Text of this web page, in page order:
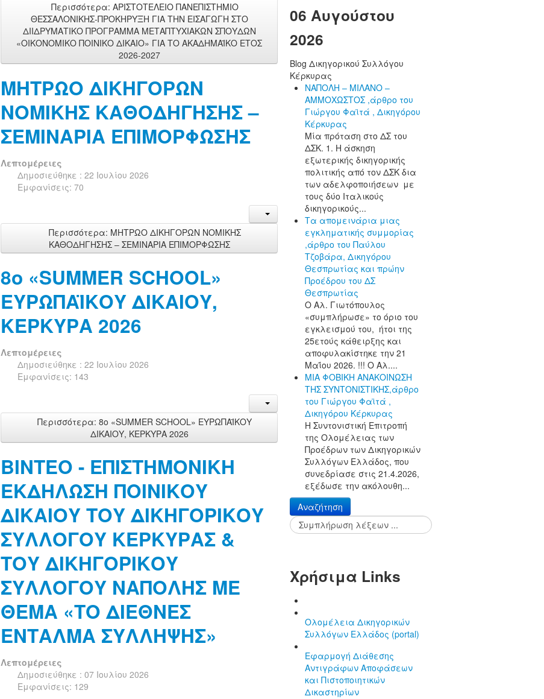
Περισσότερα: ΑΡΙΣΤΟΤΕΛΕΙΟ ΠΑΝΕΠΙΣΤΗΜΙΟ
ΘΕΣΣΑΛΟΝΙΚΗΣ-ΠΡΟΚΗΡΥΞΗ ΓΙΑ ΤΗΝ ΕΙΣΑΓΩΓΗ ΣΤΟ
ΔΙΙΔΡΥΜΑΤΙΚΟ ΠΡΟΓΡΑΜΜΑ ΜΕΤΑΠΤΥΧΙΑΚΩΝ ΣΠΟΥΔΩΝ
«ΟΙΚΟΝΟΜΙΚΟ ΠΟΙΝΙΚΟ ΔΙΚΑΙΟ» ΓΙΑ ΤΟ ΑΚΑΔΗΜΑΪΚΟ ΕΤΟΣ
2026-2027
ΜΗΤΡΩΟ ΔΙΚΗΓΟΡΩΝ
ΝΟΜΙΚΗΣ ΚΑΘΟΔΗΓΗΣΗΣ –
ΣΕΜΙΝΑΡΙΑ ΕΠΙΜΟΡΦΩΣΗΣ
Λεπτομέρειες
Δημοσιεύθηκε : 22 Ιουλίου 2026
Εμφανίσεις: 70
Περισσότερα: ΜΗΤΡΩΟ ΔΙΚΗΓΟΡΩΝ ΝΟΜΙΚΗΣ
ΚΑΘΟΔΗΓΗΣΗΣ – ΣΕΜΙΝΑΡΙΑ ΕΠΙΜΟΡΦΩΣΗΣ
8ο «SUMMER SCHOOL»
ΕΥΡΩΠΑΪΚΟΥ ΔΙΚΑΙΟΥ,
ΚΕΡΚΥΡΑ 2026
Λεπτομέρειες
Δημοσιεύθηκε : 22 Ιουλίου 2026
Εμφανίσεις: 143
Περισσότερα: 8ο «SUMMER SCHOOL» ΕΥΡΩΠΑΪΚΟΥ
ΔΙΚΑΙΟΥ, ΚΕΡΚΥΡΑ 2026
ΒΙΝΤΕΟ - ΕΠΙΣΤΗΜΟΝΙΚΗ
ΕΚΔΗΛΩΣΗ ΠΟΙΝΙΚΟΥ
ΔΙΚΑΙΟΥ ΤΟΥ ΔΙΚΗΓΟΡΙΚΟΥ
ΣΥΛΛΟΓΟΥ ΚΕΡΚΥΡΑΣ &
ΤΟΥ ΔΙΚΗΓΟΡΙΚΟΥ
ΣΥΛΛΟΓΟΥ ΝΑΠΟΛΗΣ ΜΕ
ΘΕΜΑ «ΤΟ ΔΙΕΘΝΕΣ
ΕΝΤΑΛΜΑ ΣΥΛΛΗΨΗΣ»
Λεπτομέρειες
Δημοσιεύθηκε : 07 Ιουλίου 2026
Εμφανίσεις: 129
06 Αυγούστου
2026
Blog Δικηγορικού Συλλόγου
Κέρκυρας
ΝΑΠΟΛΗ – ΜΙΛΑΝΟ –
ΑΜΜΟΧΩΣΤΟΣ ,άρθρο του
Γιώργου Φαϊτά , Δικηγόρου
Κέρκυρας
Μία πρόταση στο ΔΣ του
ΔΣΚ. 1. Η άσκηση
εξωτερικής δικηγορικής
πολιτικής από τον ΔΣΚ δια
των αδελφοποιήσεων με
τους δύο Ιταλικούς
δικηγορικούς...
Τα απομεινάρια μιας
εγκληματικής συμμορίας
,άρθρο του Παύλου
Τζοβάρα, Δικηγόρου
Θεσπρωτίας και πρώην
Προέδρου του ΔΣ
Θεσπρωτίας
Ο Αλ. Γιωτόπουλος
«συμπλήρωσε» το όριο του
εγκλεισμού του, ήτοι της
25ετούς κάθειρξης και
αποφυλακίστηκε την 21
Μαΐου 2026. !!! Ο Αλ....
ΜΙΑ ΦΟΒΙΚΗ ΑΝΑΚΟΙΝΩΣΗ
ΤΗΣ ΣΥΝΤΟΝΙΣΤΙΚΗΣ,άρθρο
του Γιώργου Φαϊτά ,
Δικηγόρου Κέρκυρας
Η Συντονιστική Επιτροπή
της Ολομέλειας των
Προέδρων των Δικηγορικών
Συλλόγων Ελλάδος, που
συνεδρίασε στις 21.4.2026,
εξέδωσε την ακόλουθη...
Αναζήτηση
Χρήσιμα Links
Ολομέλεια Δικηγορικών
Συλλόγων Ελλάδος (portal)
Εφαρμογή Διάθεσης
Αντιγράφων Αποφάσεων
και Πιστοποιητικών
Δικαστηρίων